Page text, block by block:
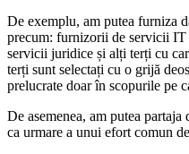
De exemplu, am putea furniza
precum: furnizorii de servicii IT
servicii juridice și alți terți cu
terți sunt selectați cu o grijă
prelucrate doar în scopurile pe
De asemenea, am putea
ca urmare a unui efort comun